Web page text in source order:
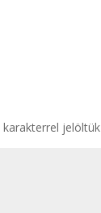
karakterrel jelöltük